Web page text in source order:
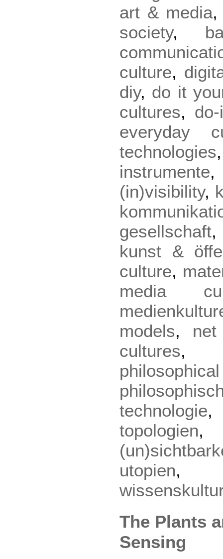
art & media
society,
culture,
diy, do it
cultures,
everyday
technologies
instrumente
(in)visibility,
gesellschaft
kunst &
culture,
media
models,
cultures
technologie
topologien
utopien
The Plants
Sensing